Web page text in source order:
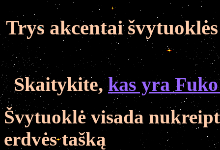
Trys akcentai
Skaitykite,kas yra
Švytuoklė visada
erdvės tašką